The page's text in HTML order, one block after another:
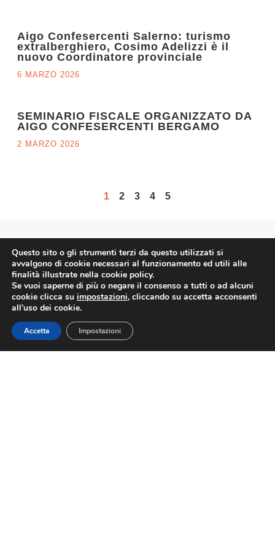
Aigo Confesercenti Salerno: turismo
extralberghiero, Cosimo Adelizzi è il
nuovo Coordinatore provinciale
6 MARZO 2026
SEMINARIO FISCALE ORGANIZZATO DA
AIGO CONFESERCENTI BERGAMO
2 MARZO 2026
1 2 3 4 5
AIGO
Contatti
Questo sito o gli strumenti terzi da questo utilizzati si
avvalgono di cookie necessari al funzionamento ed utili alle
finalità illustrate nella cookie policy.
Se vuoi saperne di più o negare il consenso a tutti o ad alcuni
cookie clicca su impostazioni, cliccando su accetta acconsenti
all’uso dei cookie.
Accetta Impostazioni